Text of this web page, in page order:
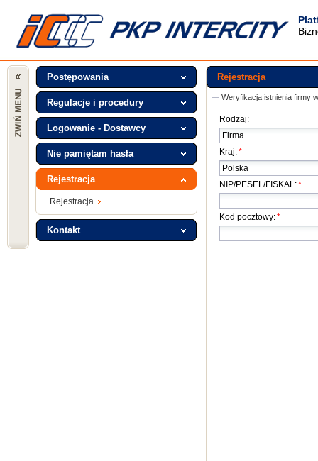
Postępowania
Regulacje i procedury
Logowanie - Dostawcy
Nie pamiętam hasła
Rejestracja
Rejestracja
Kontakt
Rejestracja
Weryfikacja istnienia firmy
Rodzaj:
Kraj:*
NIP/PESEL/FISKAL:*
Kod pocztowy:*